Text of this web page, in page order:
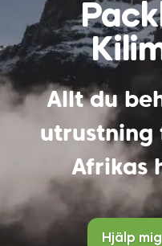
Allt du
utrustning
Afrikas
Hjälp